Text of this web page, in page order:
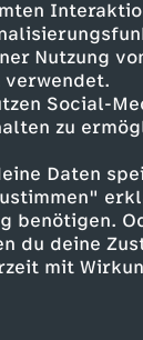
Nutzung
verwendet.
Social-
zu
Daten
benötigen.
du deine
mit
Gloria